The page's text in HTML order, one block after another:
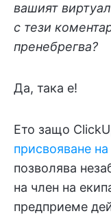
вашият
с тези
пренебрегва?
Да, така е!
Ето защо
присвояване
позволява
на член на
предприеме